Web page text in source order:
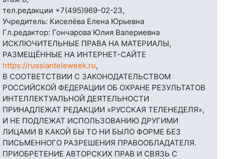
тел.редакции +7(495)969-02-23,
Учредитель: Киселёва Елена Юрьевна
Гл.редактор: Гончарова Юлия Валериевна
ИСКЛЮЧИТЕЛЬНЫЕ ПРАВА НА МАТЕРИАЛЫ,
РАЗМЕЩЁННЫЕ НА ИНТЕРНЕТ-САЙТЕ
https://russianteleweek.ru,
В СООТВЕТСТВИИ С ЗАКОНОДАТЕЛЬСТВОМ
РОССИЙСКОЙ ФЕДЕРАЦИИ ОБ ОХРАНЕ РЕЗУЛЬТАТОВ
ИНТЕЛЛЕКТУАЛЬНОЙ ДЕЯТЕЛЬНОСТИ
ПРИНАДЛЕЖАТ РЕДАКЦИИ «РУССКАЯ ТЕЛЕНЕДЕЛЯ»,
И НЕ ПОДЛЕЖАТ ИСПОЛЬЗОВАНИЮ ДРУГИМИ
ЛИЦАМИ В КАКОЙ БЫ ТО НИ БЫЛО ФОРМЕ БЕЗ
ПИСЬМЕННОГО РАЗРЕШЕНИЯ ПРАВООБЛАДАТЕЛЯ.
ПРИОБРЕТЕНИЕ АВТОРСКИХ ПРАВ И СВЯЗЬ С